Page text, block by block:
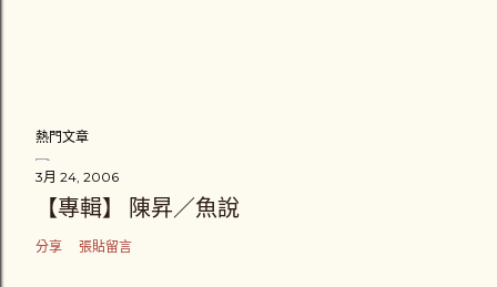
熱門文章
3月 24, 2006
【專輯】 陳昇／魚說
分享 張貼留言